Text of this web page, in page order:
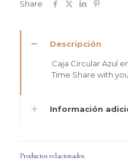
D22-
cantidad
Share
Descripción
Caja Circular Azul
Time Share with
Información
Productos relacionados